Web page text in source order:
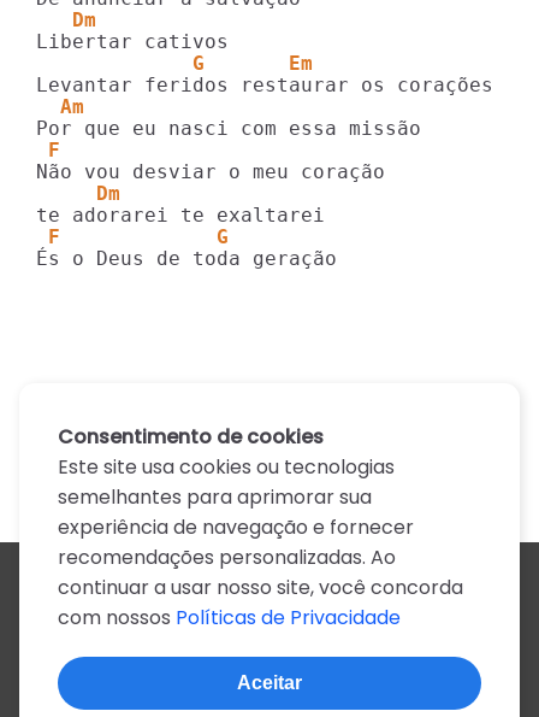
   Dm
             G       Em
  Am
F
     Dm
F             G
És o Deus de toda geração
Todos os artistas
A
B C D E F G H I J
N
O P Q R S T U V W X
Z
0-9
Consentimento de cookies
Este site usa cookies ou tecnologias
semelhantes para aprimorar sua
experiência de navegação e fornecer
recomendações personalizadas. Ao
continuar a usar nosso site, você concorda
com nossos Políticas de Privacidade
Aceitar